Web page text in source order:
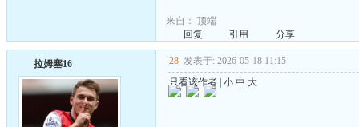
来自： 顶端
回复
引用 分享
拉姆塞16 28 发表于: 2026-05-18 11:15
只看该作者 小 中 大